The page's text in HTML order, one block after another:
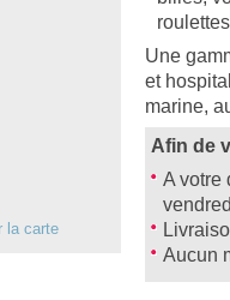
la carte
Une
et
marine,
Afin de
A votre
Aucun